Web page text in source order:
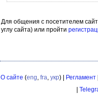
Для общения с посетителем
углу сайта) или пройти
О сайте (eng, fra, укр) | Регламент|